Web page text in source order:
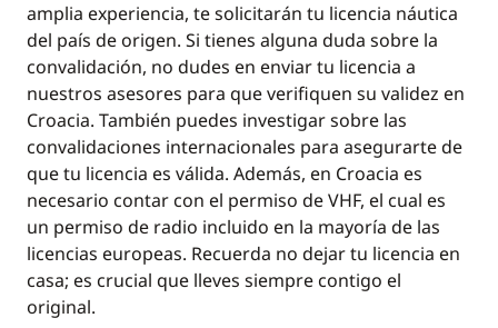
amplia experiencia, te solicitarán tu licencia náutica
del país de origen. Si tienes alguna duda sobre la
convalidación, no dudes en enviar tu licencia a
nuestros asesores para que verifiquen su validez en
Croacia. También puedes investigar sobre las
convalidaciones internacionales para asegurarte de
que tu licencia es válida. Además, en Croacia es
necesario contar con el permiso de VHF, el cual es
un permiso de radio incluido en la mayoría de las
licencias europeas. Recuerda no dejar tu licencia en
casa; es crucial que lleves siempre contigo el
original.